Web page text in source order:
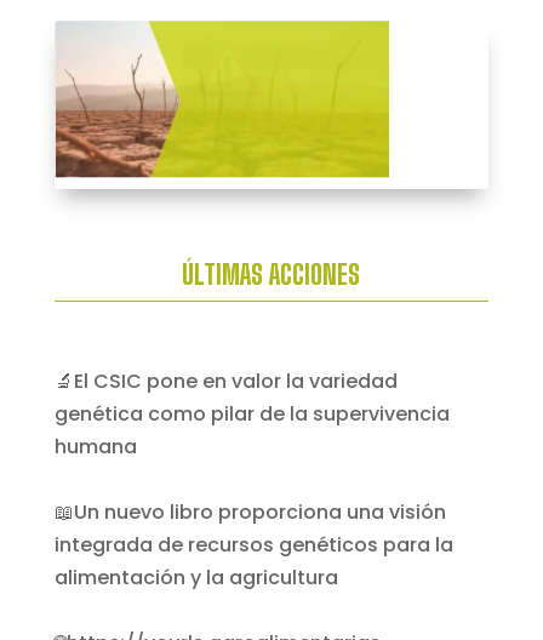
ÚLTIMAS ACCIONES
🔬El CSIC pone en valor la variedad
genética como pilar de la supervivencia
humana
📖Un nuevo libro proporciona una visión
integrada de recursos genéticos para la
alimentación y la agricultura